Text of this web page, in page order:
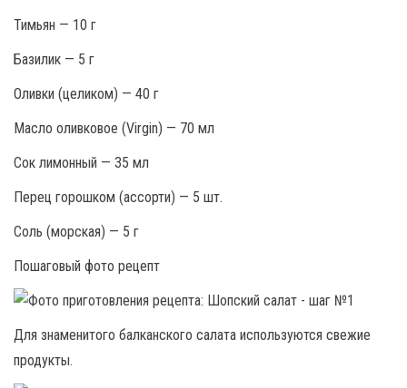
Тимьян — 10 г
Базилик — 5 г
Оливки (целиком) — 40 г
Масло оливковое (Virgin) — 70 мл
Сок лимонный — 35 мл
Перец горошком (ассорти) — 5 шт.
Соль (морская) — 5 г
Пошаговый фото рецепт
Для знаменитого балканского салата используются свежие
продукты.